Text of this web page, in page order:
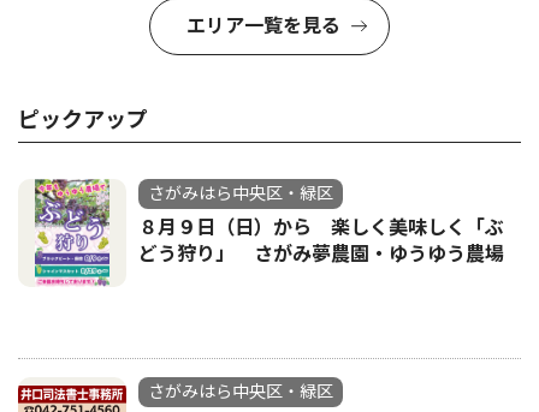
エリア一覧を見る
ピックアップ
さがみはら中央区・緑区
８月９日（日）から 楽しく美味しく「ぶ
どう狩り」 さがみ夢農園・ゆうゆう農場
さがみはら中央区・緑区